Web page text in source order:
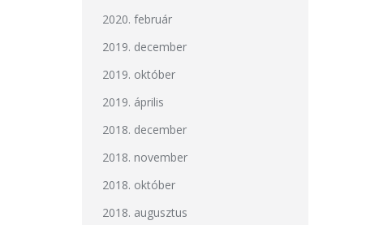
2020. február
2019. december
2019. október
2019. április
2018. december
2018. november
2018. október
2018. augusztus